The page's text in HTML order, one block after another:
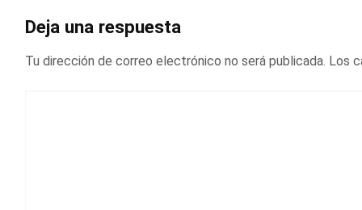
Deja una respuesta
Tu dirección de correo electrónico no será publicada. Los